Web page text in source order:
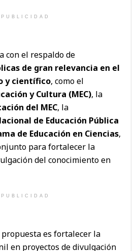
PUBLICIDAD
con el respaldo de
de gran relevancia en el
y científico, como el
y Cultura (MEC), la
del MEC, la
de Educación Pública
de Educación en Ciencias,
para fortalecer la
del conocimiento en
PUBLICIDAD
es fortalecer la
en proyectos de divulgación